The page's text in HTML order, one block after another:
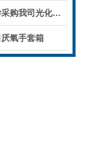
恭喜安徽建筑大学采购我司光化学反应仪
氧手套箱